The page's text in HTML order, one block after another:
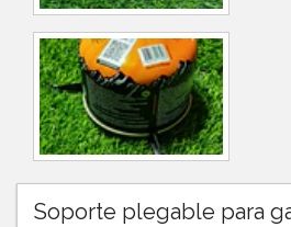
Soporte plegable para